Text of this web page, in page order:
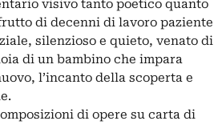
visivo tanto poetico quanto
di decenni di lavoro paziente
silenzioso e quieto, venato di
di un bambino che impara
l’incanto della scoperta e
di opere su carta di